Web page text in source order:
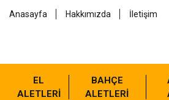
Anasayfa Hakkımızda İletişim
EL
ALETLERİ
BAHÇE
ALETLERİ